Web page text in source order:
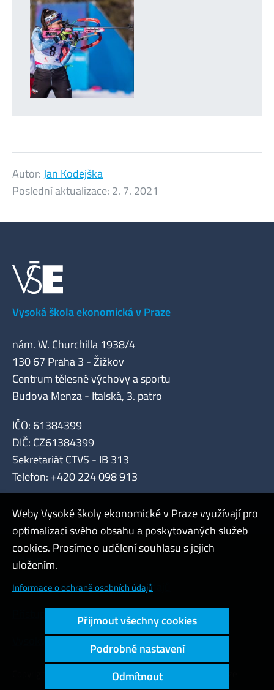
Autor:Jan Kodejška
Poslední aktualizace: 2. 7. 2021
Vysoká škola ekonomická v Praze
nám. W. Churchilla 1938/4
130 67 Praha 3 - Žižkov
Centrum tělesné výchovy a sportu
Budova Menza - Italská, 3. patro
IČO: 61384399
DIČ: CZ61384399
Sekretariát CTVS - IB 313
Telefon: +420 224 098 913
Admin
Cookies a ochrana osobních údajů
Přístupnost webu
Vysoký kontrast
Copyright © 2000 - 2026 Vysoká škola ekonomická v Praze
Weby Vysoké školy ekonomické v Praze využívají pro
optimalizaci svého obsahu a poskytovaných služeb
cookies. Prosíme o udělení souhlasu s jejich
uložením.
Informace o ochraně osobních údajů
Přijmout všechny cookies
Podrobné nastavení
Odmítnout